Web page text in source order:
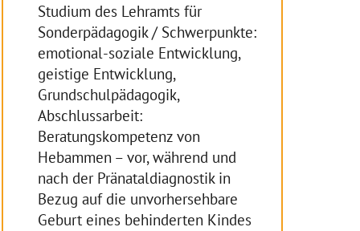
Studium des Lehramts für
Sonderpädagogik / Schwerpunkte:
emotional-soziale Entwicklung,
geistige Entwicklung,
Grundschulpädagogik,
Abschlussarbeit:
Beratungskompetenz von
Hebammen – vor, während und
nach der Pränataldiagnostik in
Bezug auf die unvorhersehbare
Geburt eines behinderten Kindes